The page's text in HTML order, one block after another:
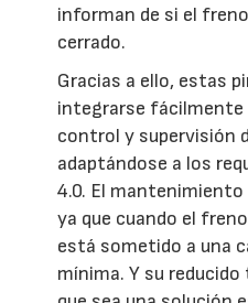
informan de si el
cerrado.
Gracias a ello, estas
integrarse fácilmente
control y supervisión
adaptándose a los
4.0. El
ya que cuando el
está sometido a una
mínima. Y su